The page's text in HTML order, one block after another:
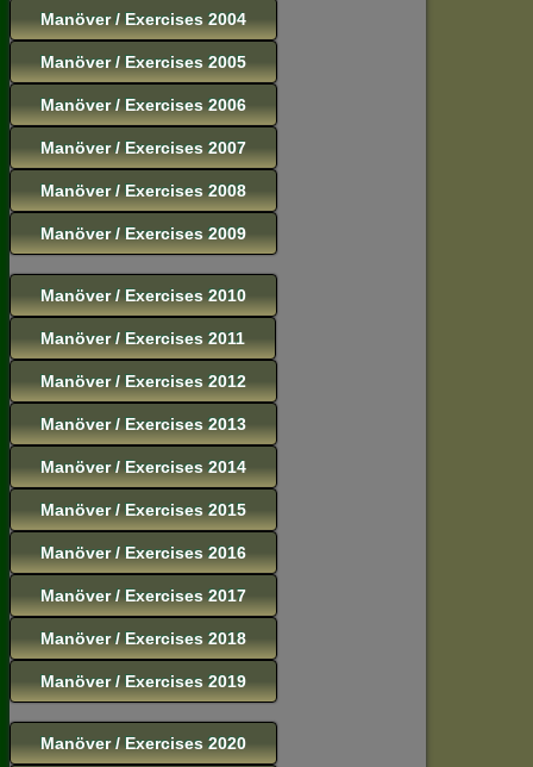
Manöver / Exercises 2004
Manöver / Exercises 2005
Manöver / Exercises 2006
Manöver / Exercises 2007
Manöver / Exercises 2008
Manöver / Exercises 2009
Manöver / Exercises 2010
Manöver / Exercises 2011
Manöver / Exercises 2012
Manöver / Exercises 2013
Manöver / Exercises 2014
Manöver / Exercises 2015
Manöver / Exercises 2016
Manöver / Exercises 2017
Manöver / Exercises 2018
Manöver / Exercises 2019
Manöver / Exercises 2020